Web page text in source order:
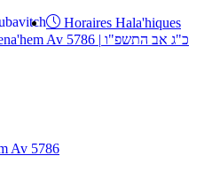
Horaires Hala'hiques
Av 5786 | כ"ג אב התשפ"ו
Av 5786